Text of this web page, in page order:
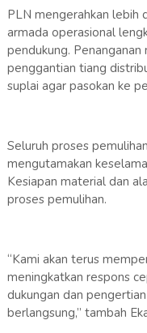
PLN mengerahkan lebih
armada operasional
pendukung. Penanganan
penggantian tiang
suplai agar pasokan ke
Seluruh proses
mengutamakan
Kesiapan material dan
proses pemulihan.
“Kami akan terus
meningkatkan respons
dukungan dan
berlangsung,” tambah